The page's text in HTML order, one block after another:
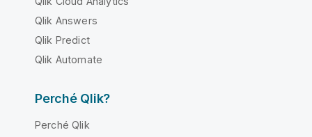
Qlik Answers
Qlik Predict
Qlik Automate
Perché Qlik?
Perché Qlik